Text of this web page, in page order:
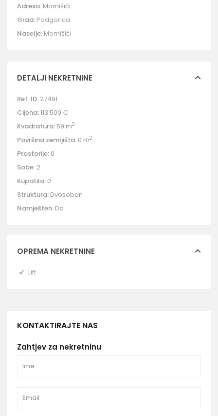
Adresa: Momišići
Grad: Podgorica
Naselje: Momišići
DETALJI NEKRETNINE
Ref. ID: 27491
Cijena:113.500 €
Kvadratura: 59 m2
Površina zemljišta: 0 m2
Prostorije: 0
Sobe: 2
Kupatila: 0
Struktura: Dvosoban
Namješten: Da
OPREMA NEKRETNINE
Lift
KONTAKTIRAJTE NAS
Zahtjev za nekretninu